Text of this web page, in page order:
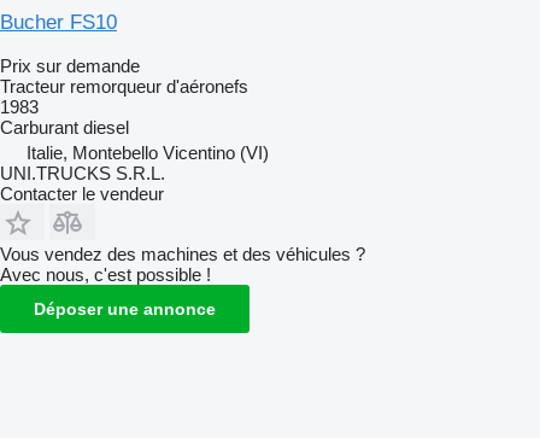
Bucher FS10
Prix sur demande
Tracteur remorqueur d'aéronefs
1983
Carburant diesel
Italie, Montebello Vicentino (VI)
UNI.TRUCKS S.R.L.
Contacter le vendeur
Vous vendez des machines et des véhicules ?
Avec nous, c'est possible !
Déposer une annonce